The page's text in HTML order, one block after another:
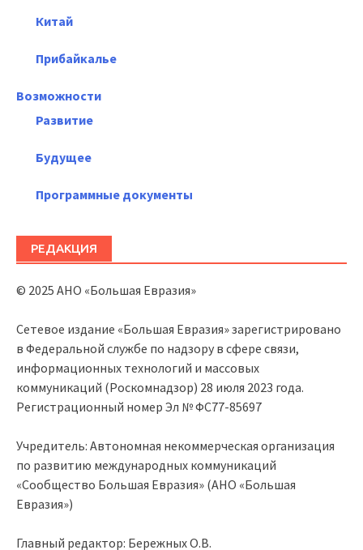
Китай
Прибайкалье
Возможности
Развитие
Будущее
Программные документы
РЕДАКЦИЯ
© 2025 АНО «Большая Евразия»
Сетевое издание «Большая Евразия» зарегистрировано
в Федеральной службе по надзору в сфере связи,
информационных технологий и массовых
коммуникаций (Роскомнадзор) 28 июля 2023 года.
Регистрационный номер Эл № ФС77-85697
Учредитель: Автономная некоммерческая организация
по развитию международных коммуникаций
«Сообщество Большая Евразия» (АНО «Большая
Евразия»)
Главный редактор: Бережных О.В.